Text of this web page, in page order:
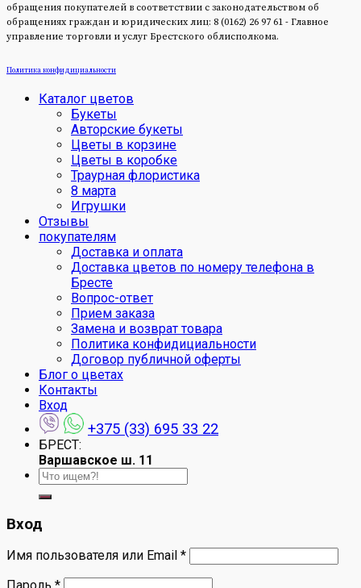
обращения покупателей в соответствии с законодательством об
обращениях граждан и юридических лиц: 8 (0162) 26 97 61 - Главное
управление торговли и услуг Брестского облисполкома.
Политика конфидициальности
Каталог цветов
Букеты
Авторские букеты
Цветы в корзине
Цветы в коробке
Траурная флористика
8 марта
Игрушки
Отзывы
покупателям
Доставка и оплата
Доставка цветов по номеру телефона в
Бресте
Вопрос-ответ
Прием заказа
Замена и возврат товара
Политика конфидициальности
Договор публичной оферты
Блог о цветах
Контакты
Вход
+375 (33) 695 33 22
БРЕСТ:
Варшавское ш. 11
Искать:
Вход
Имя пользователя или Email *